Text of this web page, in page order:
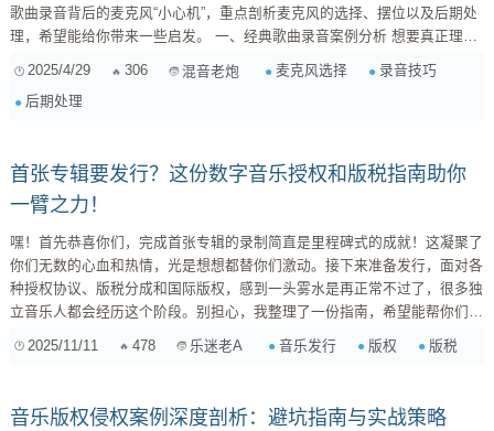
歌曲录音背后的麦克风“小心机”，重点剖析麦克风的选择、摆位以及后期处
理，希望能给你带来一些启发。 一、经典歌曲录音案例分析 想要真正理解
麦克风的应用，最好的方法莫过于从经典案例入手。接下来，我将选取几首
不同风格的歌曲，分析它们在录音阶段麦克风的使用技巧。 案例1：《加州
旅馆》（Hotel California）- The Eagles ...
2025/4/29 306 混音老炮 麦克风选择
录音技巧
后期处理
首张专辑要发行？这份数字音乐授权和版税指南助你
一臂之力！
嘿！首先恭喜你们，完成首张专辑的录制简直是里程碑式的成就！这凝聚了
你们无数的心血和热情，光是想想都替你们激动。接下来准备发行，面对各
种授权协议、版税分成和国际版权，感到一头雾水是再正常不过了，很多独
立音乐人都会经历这个阶段。别担心，我整理了一份指南，希望能帮你们理
授权协议——你到底“卖”了什么？ 很多人会误以为是把作品“卖”给了平台，
让他们在一定...
2025/11/11 478 乐迷老A 音乐发行 版权 版税
音乐版权侵权案例深度剖析：避坑指南与实战策略